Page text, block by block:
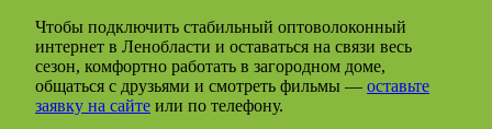
Чтобы подключить стабильный оптоволоконный
интернет в Ленобласти и оставаться на связи весь
сезон, комфортно работать в загородном доме,
общаться с друзьями и смотреть фильмы — оставьте
заявку на сайте или по телефону.